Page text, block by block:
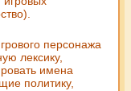
персонажа
лексику,
имена
политику,